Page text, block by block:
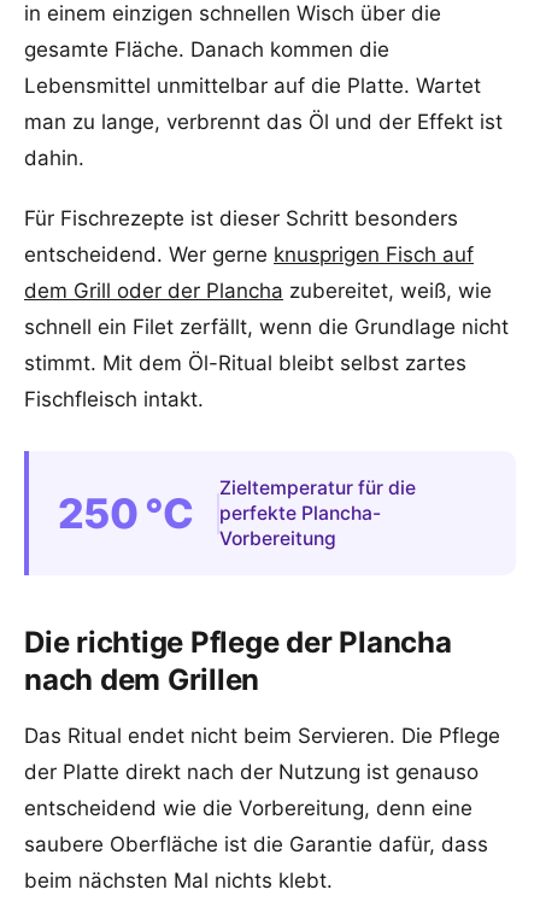
in einem einzigen schnellen Wisch über die
gesamte Fläche. Danach kommen die
Lebensmittel unmittelbar auf die Platte. Wartet
man zu lange, verbrennt das Öl und der Effekt ist
dahin.
Für Fischrezepte ist dieser Schritt besonders
entscheidend. Wer gerne knusprigen Fisch auf
dem Grill oder der Plancha zubereitet, weiß, wie
schnell ein Filet zerfällt, wenn die Grundlage nicht
stimmt. Mit dem Öl-Ritual bleibt selbst zartes
Fischfleisch intakt.
250 °C
Zieltemperatur für die
perfekte Plancha-
Vorbereitung
Die richtige Pflege der Plancha
nach dem Grillen
Das Ritual endet nicht beim Servieren. Die Pflege
der Platte direkt nach der Nutzung ist genauso
entscheidend wie die Vorbereitung, denn eine
saubere Oberfläche ist die Garantie dafür, dass
beim nächsten Mal nichts klebt.